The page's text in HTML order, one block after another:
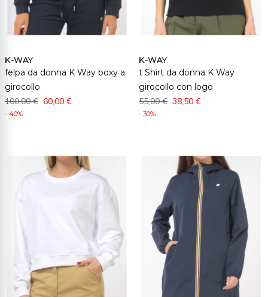
K-WAY
felpa da donna K Way boxy a
girocollo
100,00 € 60,00 €
- 40%
K-WAY
t Shirt da donna K Way
girocollo con logo
55,00 € 38,50 €
- 30%